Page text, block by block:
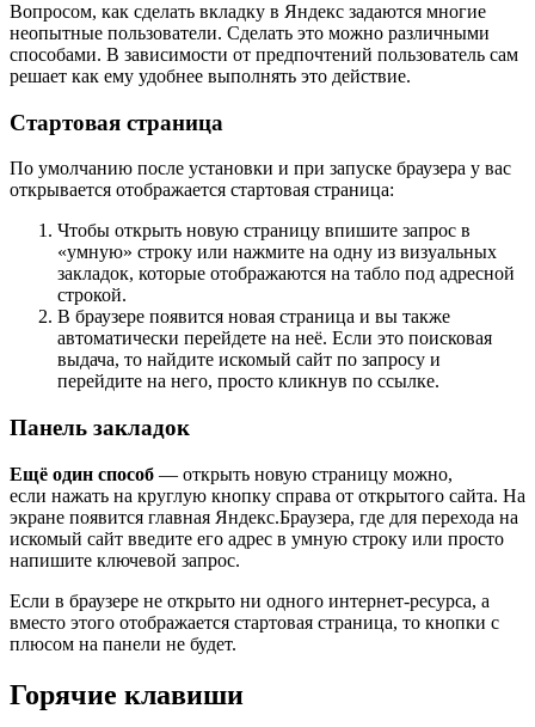
Вопросом, как сделать вкладку в Яндекс задаются многие
неопытные пользователи. Сделать это можно различными
способами. В зависимости от предпочтений пользователь сам
решает как ему удобнее выполнять это действие.
Стартовая страница
По умолчанию после установки и при запуске браузера у вас
открывается отображается стартовая страница:
Чтобы открыть новую страницу впишите запрос в
«умную» строку или нажмите на одну из визуальных
закладок, которые отображаются на табло под адресной
строкой.
В браузере появится новая страница и вы также
автоматически перейдете на неё. Если это поисковая
выдача, то найдите искомый сайт по запросу и
перейдите на него, просто кликнув по ссылке.
Панель закладок
Ещё один способ — открыть новую страницу можно,
если нажать на круглую кнопку справа от открытого сайта. На
экране появится главная Яндекс.Браузера, где для перехода на
искомый сайт введите его адрес в умную строку или просто
напишите ключевой запрос.
Если в браузере не открыто ни одного интернет-ресурса, а
вместо этого отображается стартовая страница, то кнопки с
плюсом на панели не будет.
Горячие клавиши